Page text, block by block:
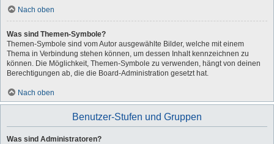
Nach oben
Was sind Themen-Symbole?
Themen-Symbole sind vom Autor ausgewählte Bilder, welche mit einem
Thema in Verbindung stehen können, um dessen Inhalt kennzeichnen zu
können. Die Möglichkeit, Themen-Symbole zu verwenden, hängt von deinen
Berechtigungen ab, die die Board-Administration gesetzt hat.
Nach oben
Benutzer-Stufen und Gruppen
Was sind Administratoren?